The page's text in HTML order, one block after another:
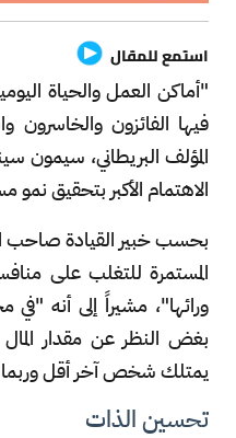
استمع للمقال
"أماكن العمل والحياة
فيها الفائزون
المؤلف البريطاني، سيمون
الاهتمام الأكبر بتحقيق
بحسب خبير القيادة صاحب
المستمرة للتغلب على
ورائها"، مشيراً إلى أنه
بغض النظر عن مقدار
يمتلك شخص آخر أقل
تحسين الذات